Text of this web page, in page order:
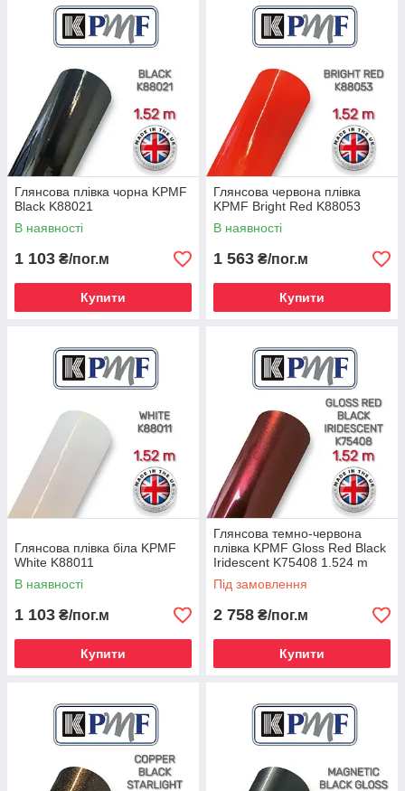
микроканалами носит название AirRelease. Внешне пленки
изготовленные по новой технологии, ничем не отличаются от
обычных пленок, а основное их отличие в том, что время на
сокращается.
Глянсова плівка чорна KPMF
Black K88021
В наявності
1 103 ₴/пог.м
Купити
Глянсова червона плівка
KPMF Bright Red K88053
В наявності
1 563 ₴/пог.м
Купити
Глянсова плівка біла KPMF
White K88011
В наявності
1 103 ₴/пог.м
Купити
Глянсова темно-червона
плівка KPMF Gloss Red Black
Iridescent K75408 1.524 m
Під замовлення
2 758 ₴/пог.м
Купити